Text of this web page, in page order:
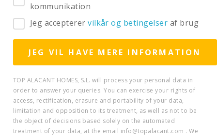
kommunikation
Jeg accepterervilkår og betingelser af brug
TOP ALACANT HOMES, S.L. will process your personal data in
order to answer your queries. You can exercise your rights of
access, rectification, erasure and portability of your data,
limitation and opposition to its treatment, as well as not to be
the object of decisions based solely on the automated
treatment of your data, at the email info@topalacant.com . We